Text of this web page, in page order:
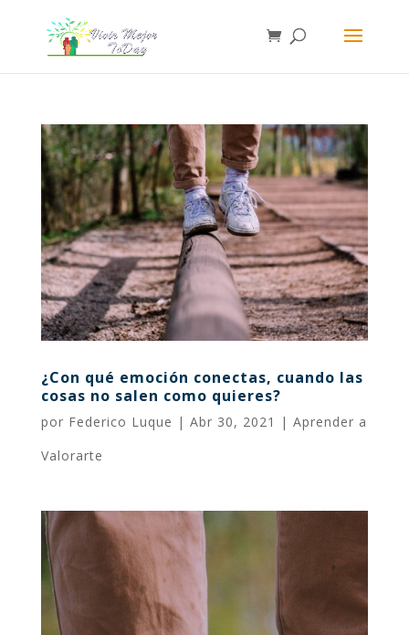
¿Con qué emoción conectas, cuando las
cosas no salen como quieres?
por Federico Luque | Abr 30, 2021 | Aprender a
Valorarte